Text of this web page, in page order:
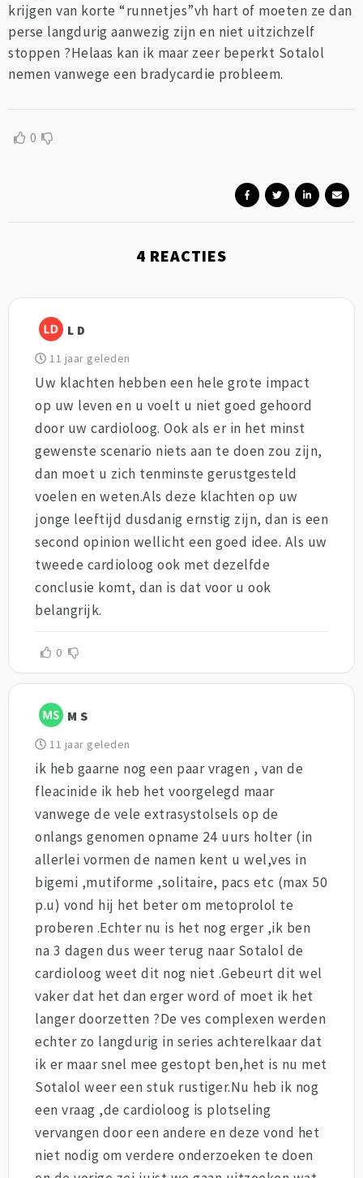
krijgen van korte “runnetjes”vh hart of moeten ze dan
perse langdurig aanwezig zijn en niet uitzichzelf
stoppen ?Helaas kan ik maar zeer beperkt Sotalol
nemen vanwege een bradycardie probleem.
0
4 REACTIES
L D
11 jaar geleden
Uw klachten hebben een hele grote impact
op uw leven en u voelt u niet goed gehoord
door uw cardioloog. Ook als er in het minst
gewenste scenario niets aan te doen zou zijn,
dan moet u zich tenminste gerustgesteld
voelen en weten.Als deze klachten op uw
jonge leeftijd dusdanig ernstig zijn, dan is een
second opinion wellicht een goed idee. Als uw
tweede cardioloog ook met dezelfde
conclusie komt, dan is dat voor u ook
belangrijk.
0
M S
11 jaar geleden
ik heb gaarne nog een paar vragen , van de
fleacinide ik heb het voorgelegd maar
vanwege de vele extrasystolsels op de
onlangs genomen opname 24 uurs holter (in
allerlei vormen de namen kent u wel,ves in
bigemi ,mutiforme ,solitaire, pacs etc (max 50
p.u) vond hij het beter om metoprolol te
proberen .Echter nu is het nog erger ,ik ben
na 3 dagen dus weer terug naar Sotalol de
cardioloog weet dit nog niet .Gebeurt dit wel
vaker dat het dan erger word of moet ik het
langer doorzetten ?De ves complexen werden
echter zo langdurig in series achterelkaar dat
ik er maar snel mee gestopt ben,het is nu met
Sotalol weer een stuk rustiger.Nu heb ik nog
een vraag ,de cardioloog is plotseling
vervangen door een andere en deze vond het
niet nodig om verdere onderzoeken te doen